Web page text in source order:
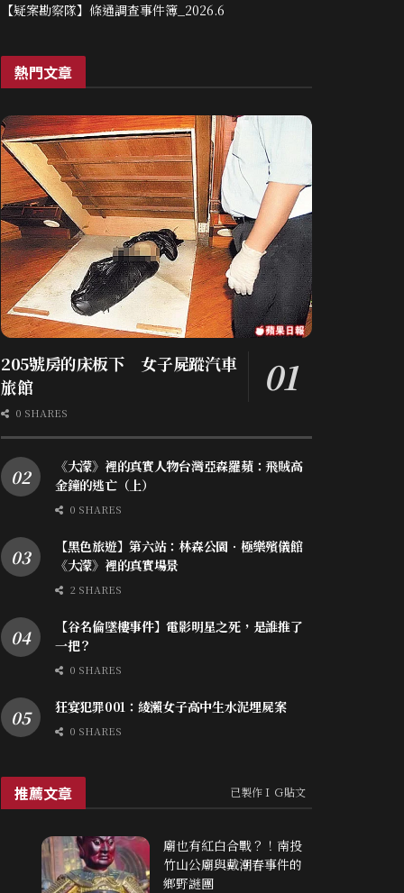
【疑案勘察隊】條通調查事件簿_2026.6
熱門文章
205號房的床板下 女子屍蹤汽車
旅館
0 SHARES
《大濛》裡的真實人物台灣亞森羅蘋：飛賊高
金鐘的逃亡（上）
0 SHARES
【黑色旅遊】第六站：林森公園．極樂殯儀館
《大濛》裡的真實場景
2 SHARES
【谷名倫墜樓事件】電影明星之死，是誰推了
一把？
0 SHARES
狂宴犯罪001：綾瀨女子高中生水泥埋屍案
0 SHARES
推薦文章 已製作ＩＧ貼文
廟也有紅白合戰？！南投
竹山公廟與戴潮春事件的
鄉野謎團